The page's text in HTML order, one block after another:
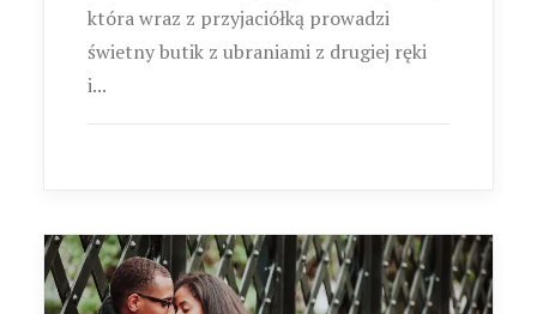
która wraz z przyjaciółką prowadzi
świetny butik z ubraniami z drugiej ręki
i...